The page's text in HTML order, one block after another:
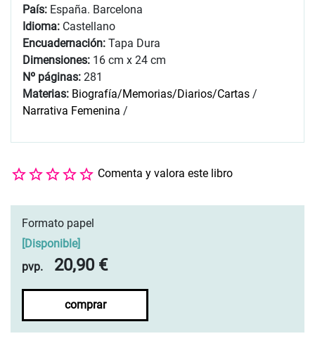
País: España. Barcelona
Idioma: Castellano
Encuadernación: Tapa Dura
Dimensiones: 16 cm x 24 cm
Nº páginas: 281
Materias: Biografía/Memorias/Diarios/Cartas /
Narrativa Femenina /
Comenta y valora este libro
Formato papel
[Disponible]
pvp.
20,90 €
comprar